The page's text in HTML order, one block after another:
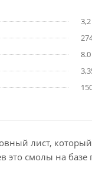
лист,
смолы на